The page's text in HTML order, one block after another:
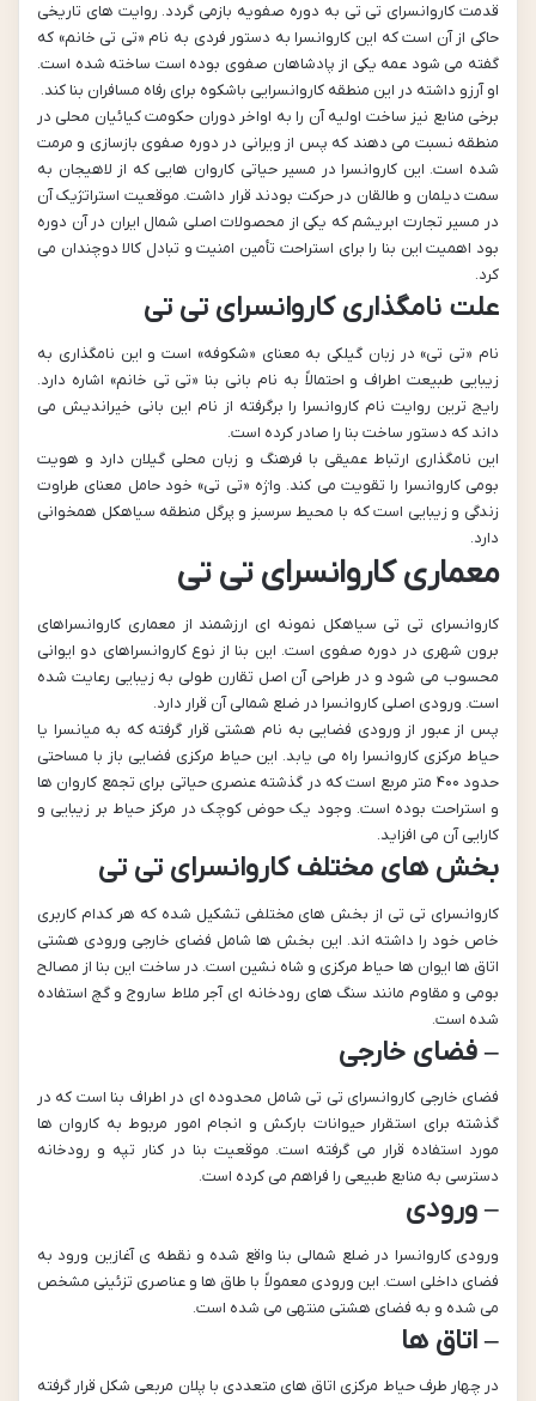
قدمت کاروانسرای تی تی به دوره صفویه بازمی گردد. روایت های تاریخی
حاکی از آن است که این کاروانسرا به دستور فردی به نام «تی تی خانم» که
گفته می شود عمه یکی از پادشاهان صفوی بوده است ساخته شده است.
او آرزو داشته در این منطقه کاروانسرایی باشکوه برای رفاه مسافران بنا کند.
برخی منابع نیز ساخت اولیه آن را به اواخر دوران حکومت کیائیان محلی در
منطقه نسبت می دهند که پس از ویرانی در دوره صفوی بازسازی و مرمت
شده است. این کاروانسرا در مسیر حیاتی کاروان هایی که از لاهیجان به
سمت دیلمان و طالقان در حرکت بودند قرار داشت. موقعیت استراتژیک آن
در مسیر تجارت ابریشم که یکی از محصولات اصلی شمال ایران در آن دوره
بود اهمیت این بنا را برای استراحت تأمین امنیت و تبادل کالا دوچندان می
کرد.
علت نامگذاری کاروانسرای تی تی
نام «تی تی» در زبان گیلکی به معنای «شکوفه» است و این نامگذاری به
زیبایی طبیعت اطراف و احتمالاً به نام بانی بنا «تی تی خانم» اشاره دارد.
رایج ترین روایت نام کاروانسرا را برگرفته از نام این بانی خیراندیش می
داند که دستور ساخت بنا را صادر کرده است.
این نامگذاری ارتباط عمیقی با فرهنگ و زبان محلی گیلان دارد و هویت
بومی کاروانسرا را تقویت می کند. واژه «تی تی» خود حامل معنای طراوت
زندگی و زیبایی است که با محیط سرسبز و پرگل منطقه سیاهکل همخوانی
دارد.
معماری کاروانسرای تی تی
کاروانسرای تی تی سیاهکل نمونه ای ارزشمند از معماری کاروانسراهای
برون شهری در دوره صفوی است. این بنا از نوع کاروانسراهای دو ایوانی
محسوب می شود و در طراحی آن اصل تقارن طولی به زیبایی رعایت شده
است. ورودی اصلی کاروانسرا در ضلع شمالی آن قرار دارد.
پس از عبور از ورودی فضایی به نام هشتی قرار گرفته که به میانسرا یا
حیاط مرکزی کاروانسرا راه می یابد. این حیاط مرکزی فضایی باز با مساحتی
حدود ۴۰۰ متر مربع است که در گذشته عنصری حیاتی برای تجمع کاروان ها
و استراحت بوده است. وجود یک حوض کوچک در مرکز حیاط بر زیبایی و
کارایی آن می افزاید.
بخش های مختلف کاروانسرای تی تی
کاروانسرای تی تی از بخش های مختلفی تشکیل شده که هر کدام کاربری
خاص خود را داشته اند. این بخش ها شامل فضای خارجی ورودی هشتی
اتاق ها ایوان ها حیاط مرکزی و شاه نشین است. در ساخت این بنا از مصالح
بومی و مقاوم مانند سنگ های رودخانه ای آجر ملاط ساروج و گچ استفاده
شده است.
– فضای خارجی
فضای خارجی کاروانسرای تی تی شامل محدوده ای در اطراف بنا است که در
گذشته برای استقرار حیوانات بارکش و انجام امور مربوط به کاروان ها
مورد استفاده قرار می گرفته است. موقعیت بنا در کنار تپه و رودخانه
دسترسی به منابع طبیعی را فراهم می کرده است.
– ورودی
ورودی کاروانسرا در ضلع شمالی بنا واقع شده و نقطه ی آغازین ورود به
فضای داخلی است. این ورودی معمولاً با طاق ها و عناصری تزئینی مشخص
می شده و به فضای هشتی منتهی می شده است.
– اتاق ها
در چهار طرف حیاط مرکزی اتاق های متعددی با پلان مربعی شکل قرار گرفته